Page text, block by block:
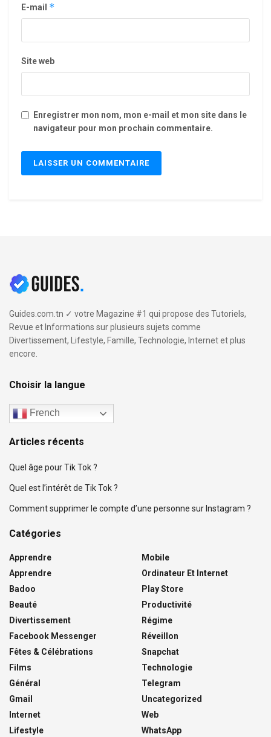
E-mail *
Site web
Enregistrer mon nom, mon e-mail et mon site dans le
navigateur pour mon prochain commentaire.
Guides.com.tn ✓ votre Magazine #1 qui propose des Tutoriels,
Revue et Informations sur plusieurs sujets comme
Divertissement, Lifestyle, Famille, Technologie, Internet et plus
encore.
Choisir la langue
French
Articles récents
Quel âge pour Tik Tok ?
Quel est l’intérêt de Tik Tok ?
Comment supprimer le compte d’une personne sur Instagram ?
Catégories
Apprendre
Apprendre
Badoo
Beauté
Divertissement
Facebook Messenger
Fêtes & Célébrations
Films
Général
Gmail
Internet
Lifestyle
Mobile
Ordinateur Et Internet
Play Store
Productivité
Régime
Réveillon
Snapchat
Technologie
Telegram
Uncategorized
Web
WhatsApp